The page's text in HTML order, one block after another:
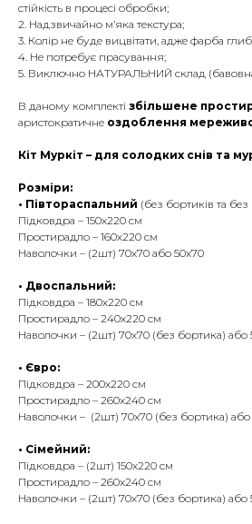
стійкість в процесі обробки;
2. Надзвичайно м’яка текстура;
3. Колір не буде вицвітати, адже фарба
4. Не потребує прасування;
5. Виключно НАТУРАЛЬНИЙ склад (бавовна
В даному комплекті збільшене
аристократичне оздоблення
Кіт Муркіт – для солодких снів та
Розміри:
• Півтораспальний (без бортиків та
Підковдра – 150х220 см
Простирадло – 160х220 см
Наволочки – (2шт) 70х70 або 50х70
• Двоспальний:
Підковдра – 180х220 см
Простирадло – 240х220 см
Наволочки – (2шт) 70х70 (без бортика) або
• Євро:
Підковдра – 200х220 см
Простирадло – 260х240 см
Наволочки – (2шт) 70х70 (без бортика)
• Сімейний:
Підковдра – (2шт) 150х220 см
Простирадло – 260х240 см
Наволочки – (2шт) 70х70 (без бортика) або